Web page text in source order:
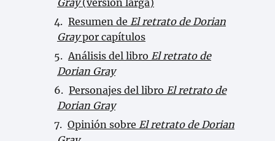
Gray(versión larga)
Resumen de El retrato de Dorian
Graypor capítulos
Análisis del libro El retrato de
Dorian Gray
Personajes del libro El retrato de
Dorian Gray
Opinión sobre El retrato de Dorian